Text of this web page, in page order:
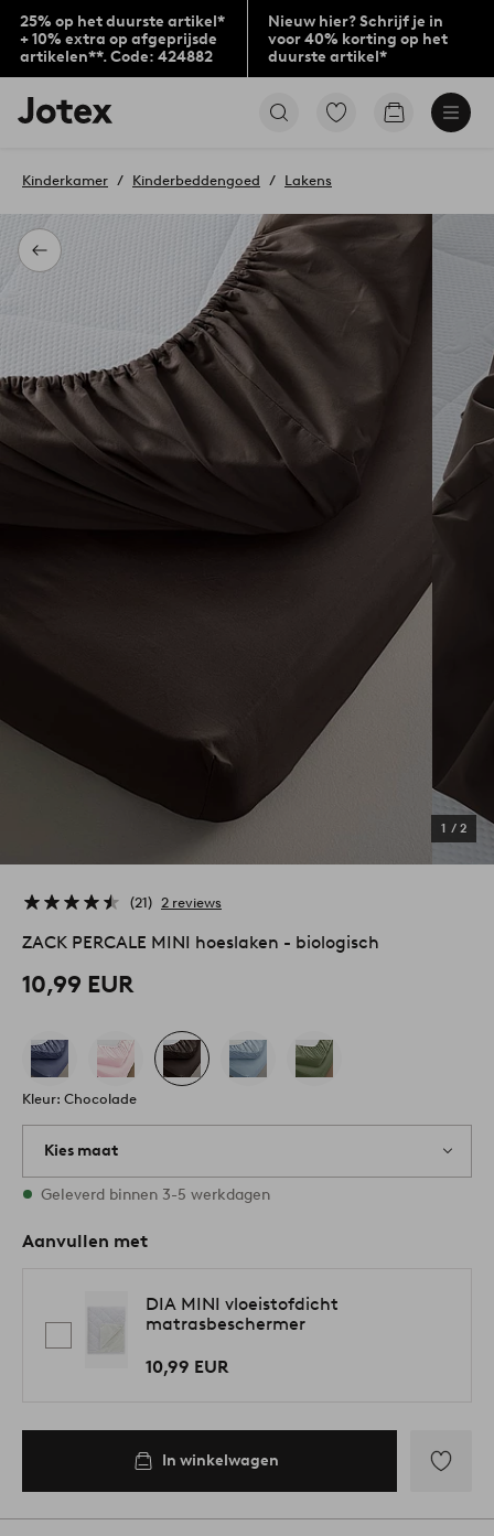
25% op het duurste artikel*
+ 10% extra op afgeprijsde
artikelen**. Code: 424882
Nieuw hier? Schrijf je in
voor 40% korting op het
duurste artikel*
Jotex
logo
to
home
page
Ga
Go
Terug
Kinderkamer Kinderbeddengoed Lakens
1 / 2
21 2 reviews
ZACK PERCALE MINI hoeslaken - biologisch
10,99 EUR
Kleur: Chocolade
Kies maat
2 maten op voorraad
Geleverd binnen 3-5 werkdagen
Aanvullen met
DIA MINI vloeistofdicht
matrasbeschermer
10,99 EUR
In winkelwagen
aan